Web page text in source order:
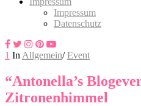
Impressum
Datenschutz
1 In Allgemein/ Event
“Antonella’s
Zitronenhimmel